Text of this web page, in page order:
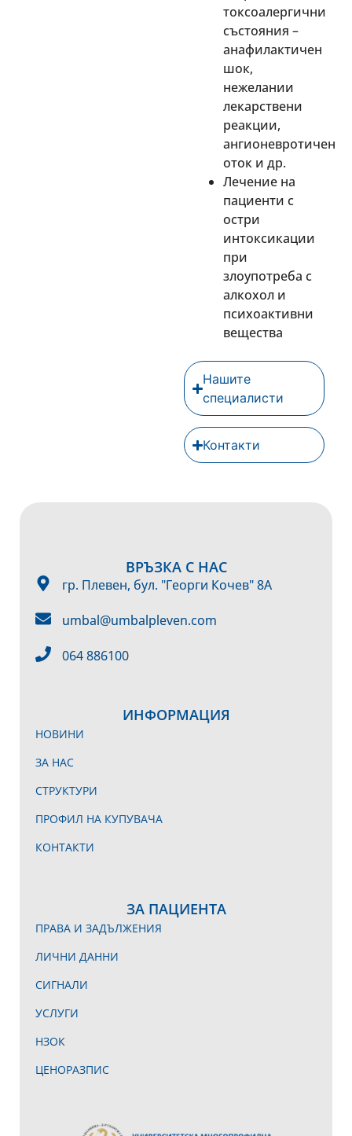
токсоалергични
състояния –
анафилактичен
шок,
нежелании
лекарствени
реакции,
ангионевротичен
оток и др.
Лечение на
пациенти с
остри
интоксикации
при
злоупотреба с
алкохол и
психоактивни
вещества
Нашите
специалисти
Контакти
ИНФОРМАЦИЯ
НОВИНИ
ЗА НАС
СТРУКТУРИ
ПРОФИЛ НА КУПУВАЧА
КОНТАКТИ
ЗА ПАЦИЕНТА
ПРАВА И ЗАДЪЛЖЕНИЯ
ЛИЧНИ ДАННИ
СИГНАЛИ
УСЛУГИ
НЗОК
ЦЕНОРАЗПИС
ВРЪЗКА С НАС
гр. Плевен, бул. "Георги Кочев" 8А
umbal@umbalpleven.com
064 886100